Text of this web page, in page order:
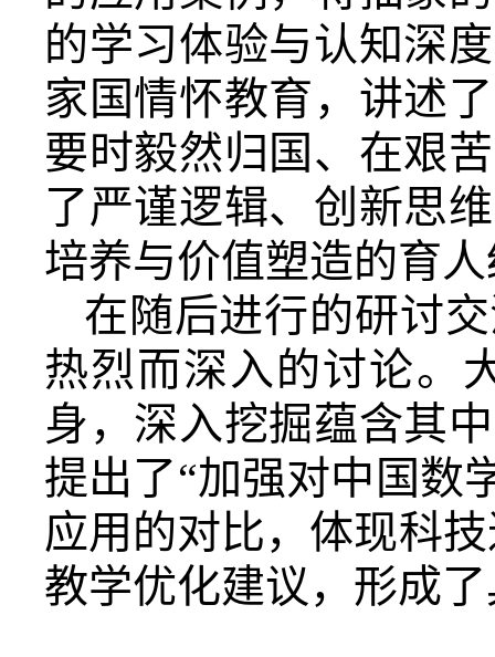
的学习体验与认知深
家国情怀教育，讲述
要时毅然归国、在艰
了严谨逻辑、创新思
培养与价值塑造的育
在随后进行的研讨
热烈而深入的讨论。
身，深入挖掘蕴含其
提出了“加强对中国数
应用的对比，体现科
教学优化建议，形成